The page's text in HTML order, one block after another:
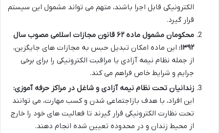
الکترونیکی قابل اجرا باشند، متهم می تواند مشمول این سیستم
قرار گیرد.
محکومان مشمول ماده ۶۲ قانون مجازات اسلامی مصوب سال
۱۳۹۲: این ماده امکان تبدیل حبس به مجازات های جایگزین،
از جمله نظام نیمه آزادی یا مراقبت الکترونیکی را برای برخی
جرایم و شرایط خاص فراهم می کند.
زندانیان تحت نظام نیمه آزادی و شاغل در مراکز حرفه آموزی:
این افراد، با هدف بازاجتماعی شدن و کسب مهارت، می توانند
تحت نظارت الکترونیکی قرار گیرند تا فعالیت های خود را خارج
از محیط زندان و در محدوده تعیین شده انجام دهند.